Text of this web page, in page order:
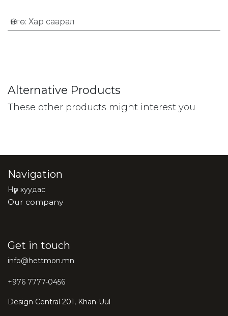
Өнгө: Хар саарал
Alternative Products
These other products might interest you
Navigation
Нүүр хуудас
Our company
Get in touch
info@hettmon.mn
+976 7777-0456
Design Central 201, Khan-Uul